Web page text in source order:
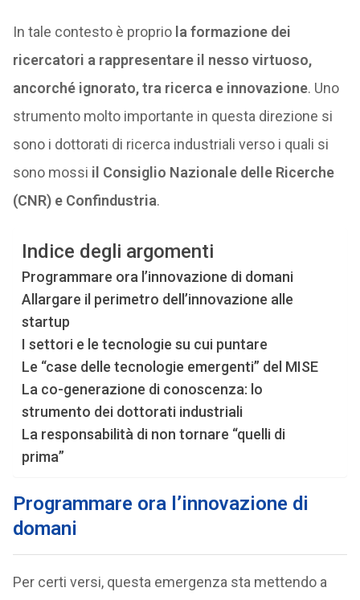
In tale contesto è propriola formazione dei
ricercatori a rappresentare il nesso virtuoso,
ancorché ignorato, tra ricerca e innovazione. Uno
strumento molto importante in questa direzione si
sono i dottorati di ricerca industriali verso i quali si
sono mossi il Consiglio Nazionale delle Ricerche
(CNR) e Confindustria.
Indice degli argomenti
Programmare ora l’innovazione di domani
Allargare il perimetro dell’innovazione alle
startup
I settori e le tecnologie su cui puntare
Le “case delle tecnologie emergenti” del MISE
La co-generazione di conoscenza: lo
strumento dei dottorati industriali
La responsabilità di non tornare “quelli di
prima”
Programmare ora l’innovazione di
domani
Per certi versi, questa emergenza sta mettendo a